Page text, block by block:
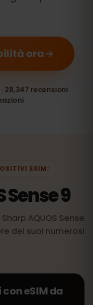
ora
· 28,347 recensioni
ESIM:
Sense 9
AQUOS Sense
dei suoi numerosi
eSIM da